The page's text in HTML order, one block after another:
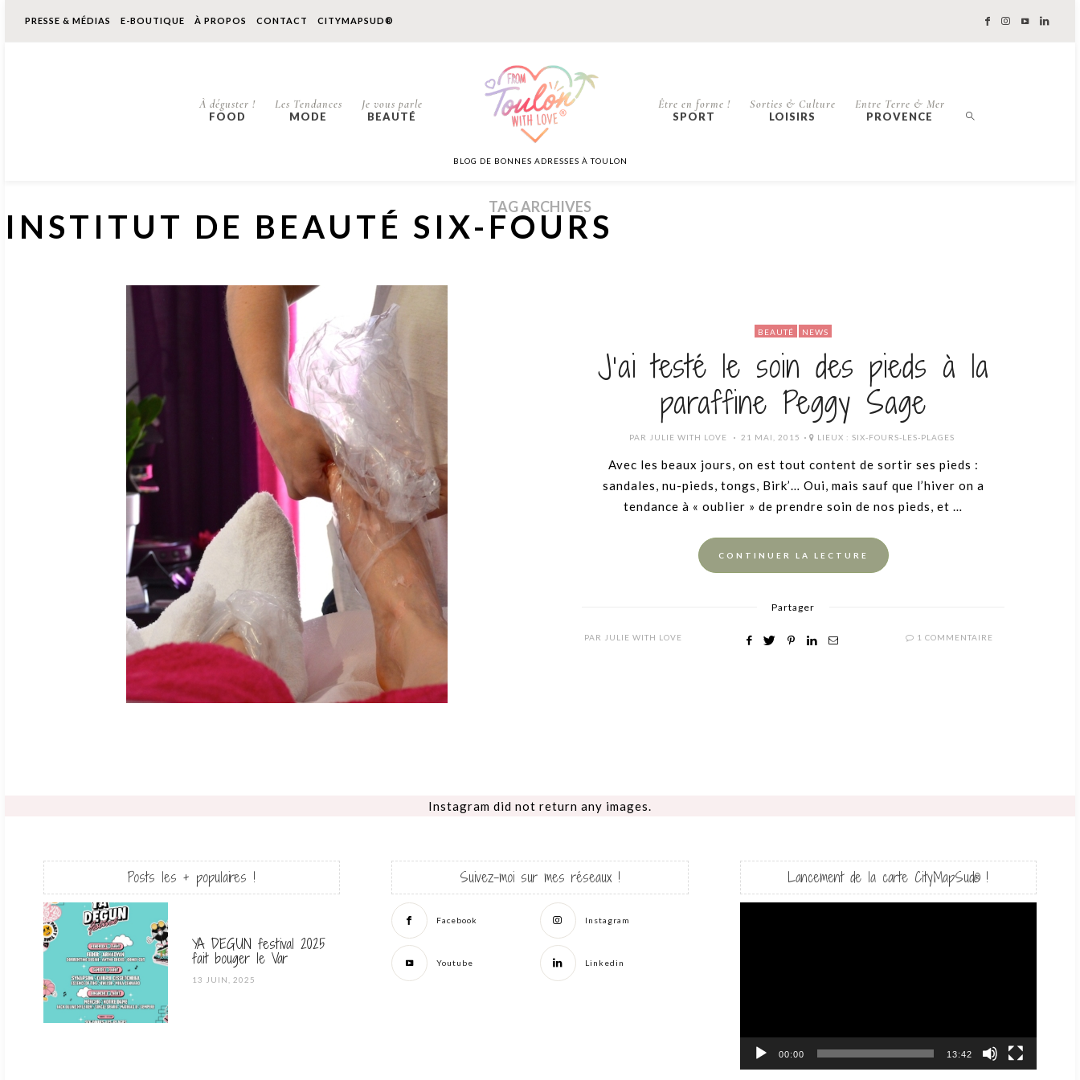
PRESSE & MÉDIAS E-BOUTIQUE À PROPOS CONTACT CITYMAPSUD®
À déguster !
FOOD
Les Tendances
MODE
Je vous parle
BEAUTÉ
BLOG DE BONNES ADRESSES À TOULON
Être en forme !
SPORT
Sorties & Culture
LOISIRS
Entre Terre & Mer
PROVENCE
TAG ARCHIVES
INSTITUT DE BEAUTÉ SIX-FOURS
BEAUTÉ NEWS
J’ai testé le soin des pieds à la
paraffine Peggy Sage
PAR JULIE WITH LOVE
POSTED
21 MAI, 2015 LIEUX : SIX-FOURS-LES-PLAGES
Avec les beaux jours, on est tout content de sortir ses pieds :
sandales, nu-pieds, tongs, Birk’… Oui, mais sauf que l’hiver on a
tendance à « oublier » de prendre soin de nos pieds, et …
CONTINUER LA LECTURE
Partager
PAR JULIE WITH LOVE 1 COMMENTAIRE
Instagram did not return any images.
Posts les + populaires !
YA DEGUN festival 2025
fait bouger le Var
POSTED
13 JUIN, 2025
Suivez-moi sur mes réseaux !
Facebook Instagram
Youtube Linkedin
Lancement de la carte CityMapSud® !
00:00 13:42